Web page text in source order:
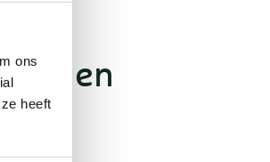
ons
heeft
en